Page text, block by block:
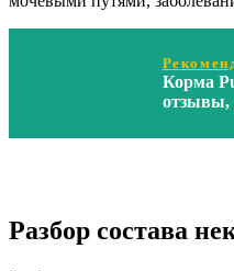
Корма
отзывы,
Разбор состава